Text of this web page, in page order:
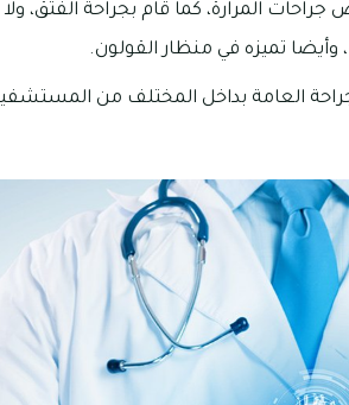
المرارة، كما قام بجراحة الفتق،
تميزه في منظار القولون.
عمل فيها في الجراحة العامة بداخل المختلف من